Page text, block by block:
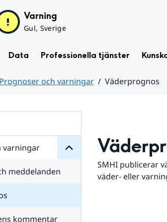
Varning
Gul, Sverige
Data Professionella tjänster
Prognoser och varningar
Väderprognos
varningar
för
varningar
meddelanden
kommentar
SMHI publicerar
väder- eller